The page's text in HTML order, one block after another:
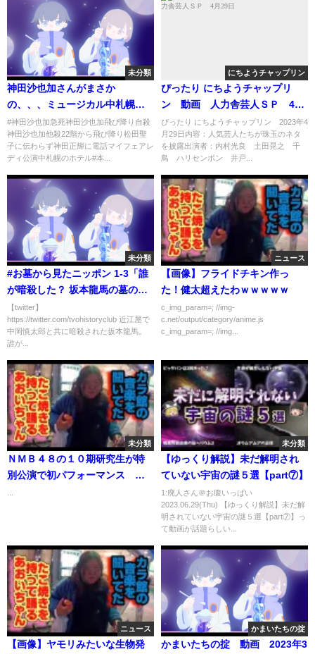
未分類
神田沙也加さんがまさか
の、、、ミュージカル中札幌ホ
テルま22階から マイフェアレ
ディ姿現さず
#神田沙也加急死神田沙也加飛び降り自殺
神田沙也加他殺22階から飛び降り松田聖
子に伝わらず神田正輝に電話マイフェアレ
ディ公演中札幌のホテル#本...
にちようチャップリン
ぴったり にちようチャップリ
ン 動画 人力舎芸人ＳＰ 4月
29日
ぴったり にちようチャップリン 2023年4
月29日内容：人気芸人たちが珠玉のネタ
を披露出演者：内村光良 土田晃之 千
鳥 ハリセンボン 井戸...
未分類
#お墓から見たニッポン 1-3「誰
が暗殺した？ 坂本龍馬の墓の
謎」#坂本龍馬
【twitter】
https://twitter.com/tvohistoryclub 近江屋で
中岡慎太郎と共に暗殺された坂本龍馬。
誰が...
ニュース
【画像】フライドチキン作っ
た！健太超えたわｗｗｗｗｗ
c_img_param=; //img-
c.net/output/category/anime.js
c_img_param=; //img...
未分類
ＮＭＢ４８の１０期研究生が特
別公演で初パフォーマンス 三
未分類
【ゆっくり解説】未だ解明され
ていない宇宙の謎５選【part⑦】
1:廃人さん＠お腹いっぱい
2023.06.29(Thu) 【ゆっくり解説】未だ解
明されていない宇宙の謎５選【part⑦】っ
て動画が話題らしい...
ニュース
【画像】ヤモリみたいな生物発
かまいたちの掟
かまいたちの掟 動画 2023年3